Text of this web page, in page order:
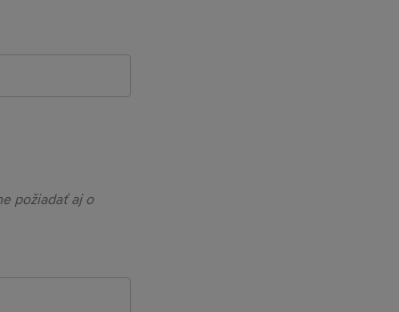
požiadať aj o